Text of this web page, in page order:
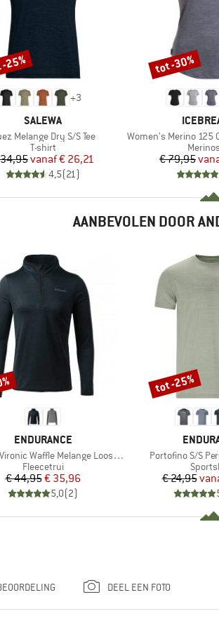
+3
MERK
SALEWA
Melange Dry S/S Tee
Productgroep
T-shirt
Prijs
Verlaagde prijs
vanaf€ 26,21
4,5(21)
25%
MERK
Artikel
Women's Merino 125 Cool-
€ 79,95
Korting
tot -30%
AANBEVOLEN DOOR
MERK
ENDURANCE
Waffle Melange Loose Fit Midlayer
Productgroep
Fleecetrui
Prijs
€ 44,95Verlaagde prijs
€ 35,96
5,0(2)
MERK
Artikel
Portofino S/S
€ 24,95
Korting
tot -25%
DEEL EEN FOTO